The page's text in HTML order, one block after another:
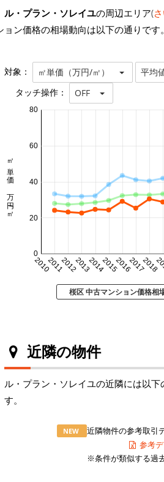
ル・プラン・ソレイユの周辺エリア(
ョン価格の相場動向は以下の通りです。
対象： ㎡単価（万円/㎡） 平均
タッチ操作： OFF
201020112012201320142015201620172018
0
20
40
60
80
㎡単価 万円/㎡
桜区 中古マンション価格相
近隣の物件
ル・プラン・ソレイユの近隣には以下
す。
NEW
近隣物件の参考取引
参考
※条件が類似する過